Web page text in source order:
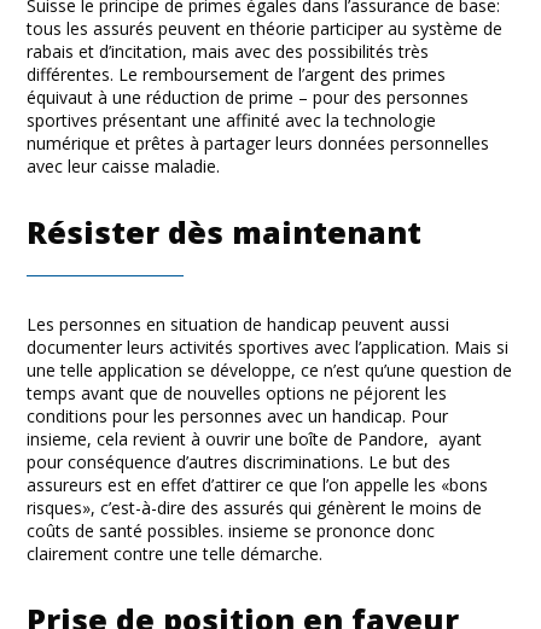
Suisse le principe de primes égales dans l’assurance de base:
tous les assurés peuvent en théorie participer au système de
rabais et d’incitation, mais avec des possibilités très
différentes. Le remboursement de l’argent des primes
équivaut à une réduction de prime – pour des personnes
sportives présentant une affinité avec la technologie
numérique et prêtes à partager leurs données personnelles
avec leur caisse maladie.
Résister dès maintenant
Les personnes en situation de handicap peuvent aussi
documenter leurs activités sportives avec l’application. Mais si
une telle application se développe, ce n’est qu’une question de
temps avant que de nouvelles options ne péjorent les
conditions pour les personnes avec un handicap. Pour
insieme, cela revient à ouvrir une boîte de Pandore, ayant
pour conséquence d’autres discriminations. Le but des
assureurs est en effet d’attirer ce que l’on appelle les «bons
risques», c’est-à-dire des assurés qui génèrent le moins de
coûts de santé possibles. insieme se prononce donc
clairement contre une telle démarche.
Prise de position en faveur